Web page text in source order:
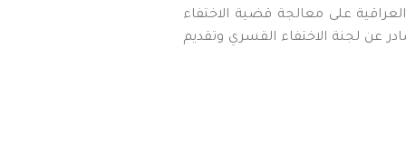
في حث الحكومة العراقية على معالجة قضية الاختفاء
عن لجنة الاختفاء القسري وتقديم